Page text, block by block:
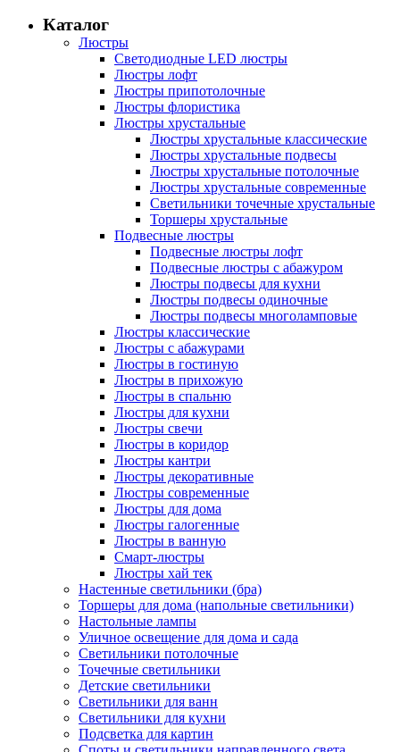
Каталог
Люстры
Светодиодные LED люстры
Люстры лофт
Люстры припотолочные
Люстры флористика
Люстры хрустальные
Люстры хрустальные классические
Люстры хрустальные подвесы
Люстры хрустальные потолочные
Люстры хрустальные современные
Светильники точечные хрустальные
Торшеры хрустальные
Подвесные люстры
Подвесные люстры лофт
Подвесные люстры с абажуром
Люстры подвесы для кухни
Люстры подвесы одиночные
Люстры подвесы многоламповые
Люстры классические
Люстры с абажурами
Люстры в гостиную
Люстры в прихожую
Люстры в спальню
Люстры для кухни
Люстры свечи
Люстры в коридор
Люстры кантри
Люстры декоративные
Люстры современные
Люстры для дома
Люстры галогенные
Люстры в ванную
Смарт-люстры
Люстры хай тек
Настенные светильники (бра)
Торшеры для дома (напольные светильники)
Настольные лампы
Уличное освещение для дома и сада
Светильники потолочные
Точечные светильники
Детские светильники
Светильники для ванн
Светильники для кухни
Подсветка для картин